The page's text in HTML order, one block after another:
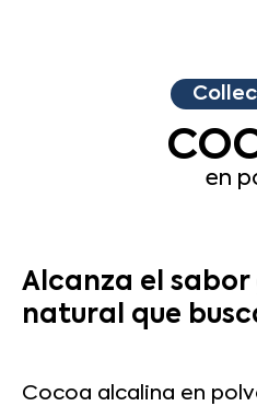
en
Alcanza el
natural que
Cocoa alcalina en